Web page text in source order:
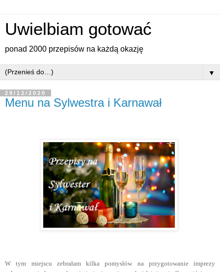
Uwielbiam gotować
ponad 2000 przepisów na każdą okazję
▼
29/12/2020
Menu na Sylwestra i Karnawał
W tym miejscu zebrałam kilka pomysłów na przygotowanie imprezy